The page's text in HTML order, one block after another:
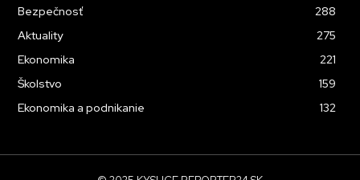
Bezpečnosť
288
Aktuality
275
Ekonomika
221
Školstvo
159
Ekonomika a podnikanie
132